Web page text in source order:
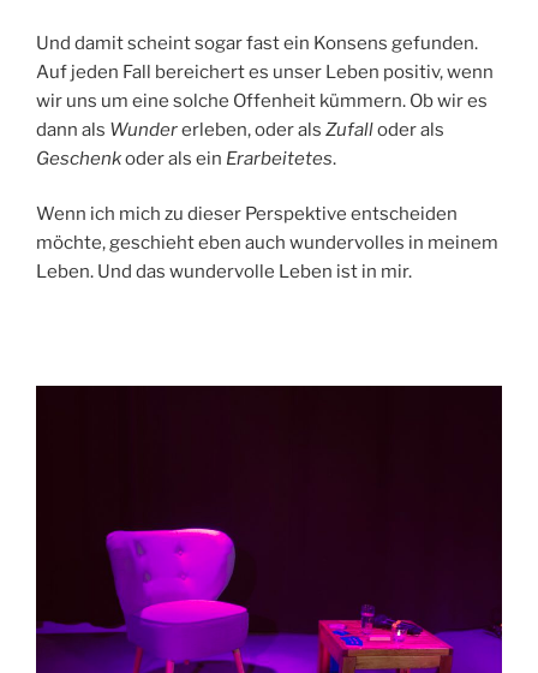
Und damit scheint sogar fast ein Konsens gefunden.
Auf jeden Fall bereichert es unser Leben positiv, wenn
wir uns um eine solche Offenheit kümmern. Ob wir es
dann als Wundererleben, oder als Zufalloder als
Geschenkoder als ein Erarbeitetes.
Wenn ich mich zu dieser Perspektive entscheiden
möchte, geschieht eben auch wundervolles in meinem
Leben. Und das wundervolle Leben ist in mir.